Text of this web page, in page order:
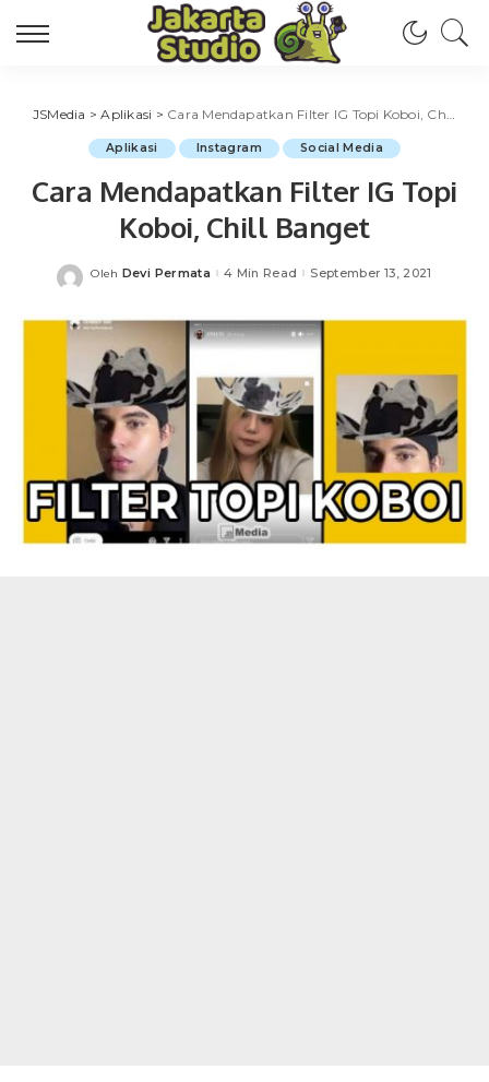
JSMedia >Aplikasi > Cara Mendapatkan Filter IG Topi Koboi, Chill Banget
Aplikasi Instagram Social Media
Cara Mendapatkan Filter IG Topi
Koboi, Chill Banget
Posted
Oleh Devi Permata 4 Min Read September 13, 2021